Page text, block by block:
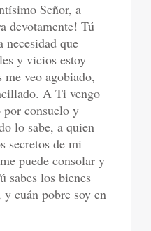
Señor, a
devotamente! Tú
necesidad que
y vicios estoy
me veo agobiado,
A Ti vengo
consuelo y
lo sabe, a quien
secretos de mi
puede consolar y
sabes los bienes
cuán pobre soy en